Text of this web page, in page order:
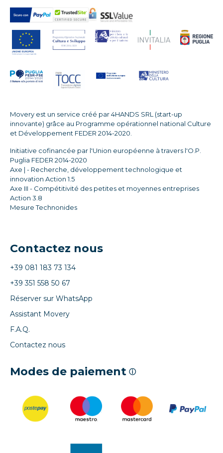
Movery est un service créé par 4HANDS SRL (start-up
innovante) grâce au Programme opérationnel national Culture
et Développement FEDER 2014-2020.
Initiative cofinancée par l'Union européenne à travers l'O.P.
Puglia FEDER 2014-2020
Axe | - Recherche, développement technologique et
innovation Action 1.5
Axe III - Compétitivité des petites et moyennes entreprises
Action 3.8
Mesure Technonides
Contactez nous
+39 081 183 73 134
+39 351 558 50 67
Réserver sur WhatsApp
Assistant Movery
F.A.Q.
Contactez nous
Modes de paiement ⓘ